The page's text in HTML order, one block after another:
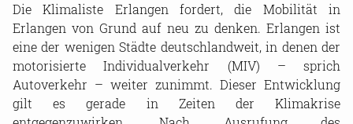
Die Klimaliste Erlangen fordert, die Mobilität in
Erlangen von Grund auf neu zu denken. Erlangen ist
eine der wenigen Städte deutschlandweit, in denen der
motorisierte Individualverkehr (MIV) – sprich
Autoverkehr – weiter zunimmt. Dieser Entwicklung
gilt es gerade in Zeiten der Klimakrise